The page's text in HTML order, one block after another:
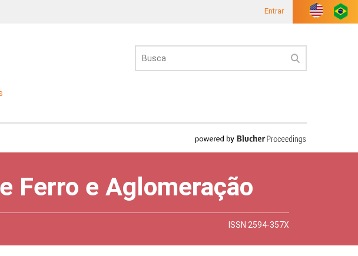
Entrar
Ferro e Aglomeração
ISSN 2594-357X